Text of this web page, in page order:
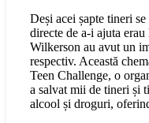
Deși acei șapte tineri
directe de a-i ajuta
Wilkerson au avut un
respectiv. Această
Teen Challenge, o
a salvat mii de tineri și
alcool și droguri,